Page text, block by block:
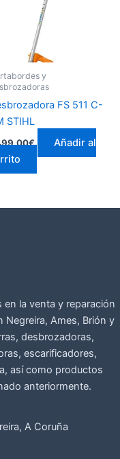
y
FS 511 C-
STIHL
€
Añadir al
la venta y reparación
Negreira, Ames, Brión y
desbrozadoras,
escarificadores,
así como productos
anteriormente.
A Coruña